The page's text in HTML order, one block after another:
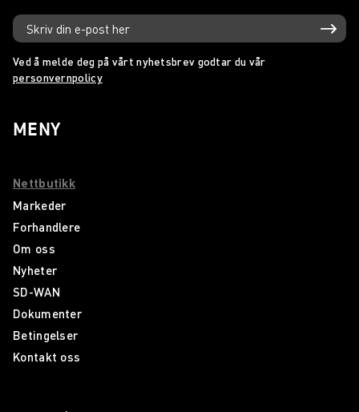
Ved å melde deg på vårt nyhetsbrev godtar du vår
personvernpolicy
MENY
Nettbutikk
Markeder
Forhandlere
Om oss
Nyheter
SD-WAN
Dokumenter
Betingelser
Kontakt oss